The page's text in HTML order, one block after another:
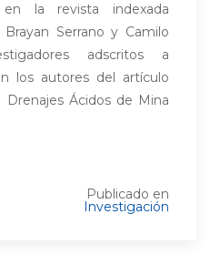
la revista indexada
Serrano y Camilo
adscritos a
los autores del artículo
Ácidos de Mina
Publicado en
Investigación